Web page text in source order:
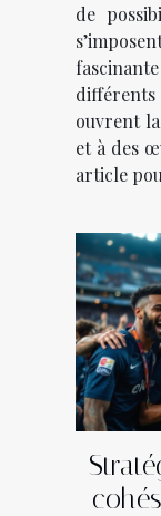
de
ouvrent
et à des
article